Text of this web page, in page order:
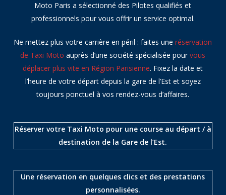
Moto Paris a sélectionné des Pilotes qualifiés et
professionnels pour vous offrir un service optimal.
Ne mettez plus votre carrière en péril : faites uneréservation
de Taxi Moto auprès d’une société spécialisée pourvous
déplacer plus vite en Région Parisienne. Fixez la date et
l’heure de votre départ depuis la gare de l’Est et soyez
toujours ponctuel à vos rendez-vous d’affaires.
Réserver votre Taxi Moto pour une course au départ / à
destination de la Gare de l’Est.
Une réservation en quelques clics et des prestations
personnalisées.